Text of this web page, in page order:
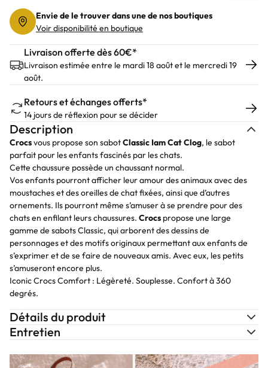
Envie de le trouver dans une de nos boutiques
Voir disponibilité en boutique
Livraison offerte dès 60€*
Livraison estimée entre le mardi 18 août et le mercredi 19
août.
Retours et échanges offerts*
14 jours de réflexion pour se décider
Description
Crocsvous propose son sabotClassic Iam Cat Clog, le sabot
parfait pour les enfants fascinés par les chats.
Cette chaussure possède un chaussant normal.
Vos enfants pourront afficher leur amour des animaux avec des
moustaches et des oreilles de chat fixées, ainsi que d’autres
ornements. Ils pourront même s’amuser à se prendre pour des
chats en enfilant leurs chaussures. Crocs propose une large
gamme de sabots Classic, qui arborent des dessins de
personnages et des motifs originaux permettant aux enfants de
s’exprimer et de se faire de nouveaux amis. Avec eux, les petits
s’amuseront encore plus.
Iconic Crocs Comfort : Légèreté. Souplesse. Confort à 360
degrés.
Détails du produit
Entretien